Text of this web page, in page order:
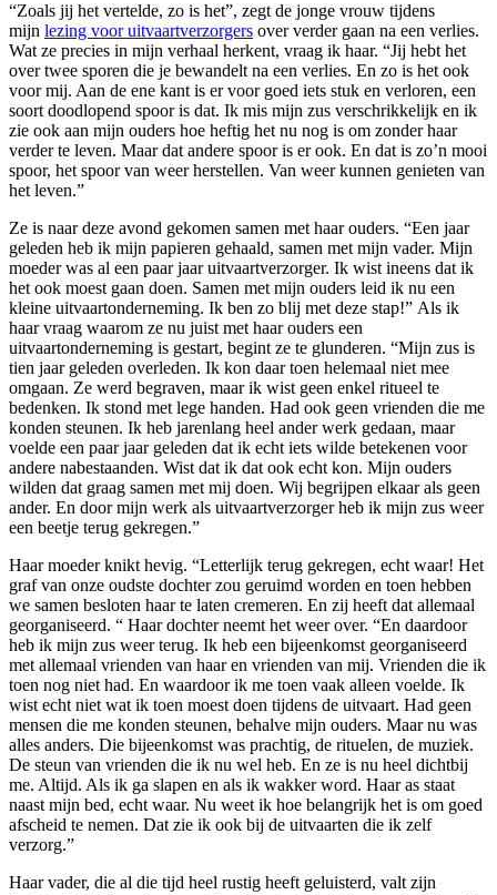
“Zoals jij het vertelde, zo is het”, zegt de jonge vrouw tijdens
mijn lezing voor uitvaartverzorgers over verder gaan na een verlies.
Wat ze precies in mijn verhaal herkent, vraag ik haar. “Jij hebt het
over twee sporen die je bewandelt na een verlies. En zo is het ook
voor mij. Aan de ene kant is er voor goed iets stuk en verloren, een
soort doodlopend spoor is dat. Ik mis mijn zus verschrikkelijk en ik
zie ook aan mijn ouders hoe heftig het nu nog is om zonder haar
verder te leven. Maar dat andere spoor is er ook. En dat is zo’n mooi
spoor, het spoor van weer herstellen. Van weer kunnen genieten van
het leven.”
Ze is naar deze avond gekomen samen met haar ouders. “Een jaar
geleden heb ik mijn papieren gehaald, samen met mijn vader. Mijn
moeder was al een paar jaar uitvaartverzorger. Ik wist ineens dat ik
het ook moest gaan doen. Samen met mijn ouders leid ik nu een
kleine uitvaartonderneming. Ik ben zo blij met deze stap!” Als ik
haar vraag waarom ze nu juist met haar ouders een
uitvaartonderneming is gestart, begint ze te glunderen. “Mijn zus is
tien jaar geleden overleden. Ik kon daar toen helemaal niet mee
omgaan. Ze werd begraven, maar ik wist geen enkel ritueel te
bedenken. Ik stond met lege handen. Had ook geen vrienden die me
konden steunen. Ik heb jarenlang heel ander werk gedaan, maar
voelde een paar jaar geleden dat ik echt iets wilde betekenen voor
andere nabestaanden. Wist dat ik dat ook echt kon. Mijn ouders
wilden dat graag samen met mij doen. Wij begrijpen elkaar als geen
ander. En door mijn werk als uitvaartverzorger heb ik mijn zus weer
een beetje terug gekregen.”
Haar moeder knikt hevig. “Letterlijk terug gekregen, echt waar! Het
graf van onze oudste dochter zou geruimd worden en toen hebben
we samen besloten haar te laten cremeren. En zij heeft dat allemaal
georganiseerd. “ Haar dochter neemt het weer over. “En daardoor
heb ik mijn zus weer terug. Ik heb een bijeenkomst georganiseerd
met allemaal vrienden van haar en vrienden van mij. Vrienden die ik
toen nog niet had. En waardoor ik me toen vaak alleen voelde. Ik
wist echt niet wat ik toen moest doen tijdens de uitvaart. Had geen
mensen die me konden steunen, behalve mijn ouders. Maar nu was
alles anders. Die bijeenkomst was prachtig, de rituelen, de muziek.
De steun van vrienden die ik nu wel heb. En ze is nu heel dichtbij
me. Altijd. Als ik ga slapen en als ik wakker word. Haar as staat
naast mijn bed, echt waar. Nu weet ik hoe belangrijk het is om goed
afscheid te nemen. Dat zie ik ook bij de uitvaarten die ik zelf
verzorg.”
Haar vader, die al die tijd heel rustig heeft geluisterd, valt zijn